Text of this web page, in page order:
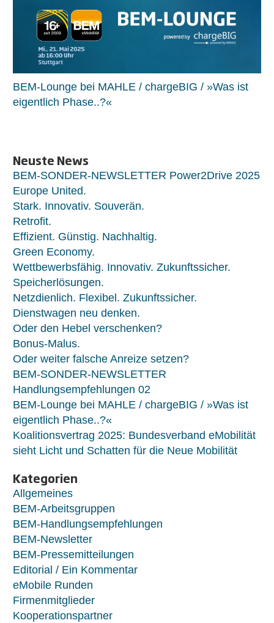
BEM-Lounge bei MAHLE / chargeBIG / »Was ist
eigentlich Phase..?«
Neuste News
BEM-SONDER-NEWSLETTER Power2Drive 2025
Europe United.
Stark. Innovativ. Souverän.
Retrofit.
Effizient. Günstig. Nachhaltig.
Green Economy.
Wettbewerbsfähig. Innovativ. Zukunftssicher.
Speicherlösungen.
Netzdienlich. Flexibel. Zukunftssicher.
Dienstwagen neu denken.
Oder den Hebel verschenken?
Bonus-Malus.
Oder weiter falsche Anreize setzen?
BEM-SONDER-NEWSLETTER
Handlungsempfehlungen 02
BEM-Lounge bei MAHLE / chargeBIG / »Was ist
eigentlich Phase..?«
Koalitionsvertrag 2025: Bundesverband eMobilität
sieht Licht und Schatten für die Neue Mobilität
Kategorien
Allgemeines
BEM-Arbeitsgruppen
BEM-Handlungsempfehlungen
BEM-Newsletter
BEM-Pressemitteilungen
Editorial / Ein Kommentar
eMobile Runden
Firmenmitglieder
Kooperationspartner